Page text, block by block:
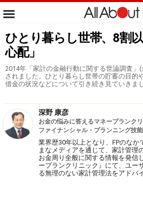
ひとり暮らし世帯、8割
心配」
2014年「家計の金融行動に関する世論調査」
されました。ひとり暮らし世帯の貯蓄の目的
借金の状況などについて引き続き見ていきま
深野 康彦
お金の悩みに答えるマネープランク
ファイナンシャル・プランニング技
業界歴30年以上となり、FPのな
まなメディアを通じて、家計管理
お金周り全般に関する情報を発信
ープランクリニック』にて、ユー
る無理のない家計管理法をアドバ